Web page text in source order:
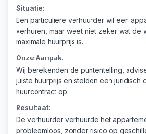
Situatie:
Een particuliere verhuurder wil een
verhuren, maar weet niet zeker wat de
maximale huurprijs is.
Onze Aanpak:
Wij berekenden de puntentelling,
juiste huurprijs en stelden een juridisch
huurcontract op.
Resultaat:
De verhuurder verhuurde het
probleemloos, zonder risico op